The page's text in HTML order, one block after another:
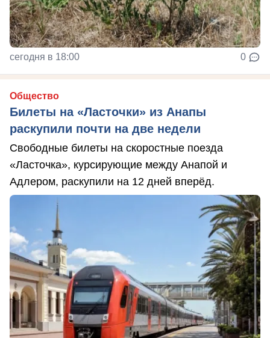
сегодня в 18:00 0
Общество
Билеты на «Ласточки» из Анапы
раскупили почти на две недели
Свободные билеты на скоростные поезда
«Ласточка», курсирующие между Анапой и
Адлером, раскупили на 12 дней вперёд.